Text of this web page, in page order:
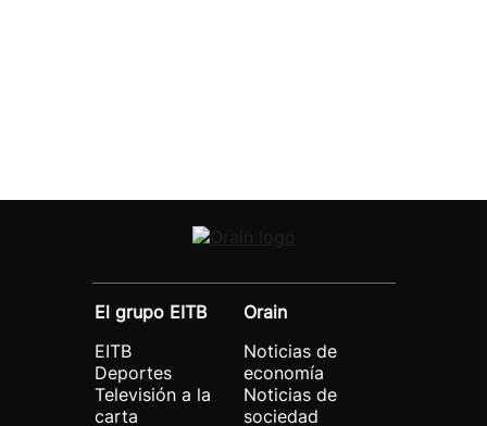
El grupo EITB
EITB
Deportes
Televisión a la
carta
Orain
Noticias de
economía
Noticias de
sociedad